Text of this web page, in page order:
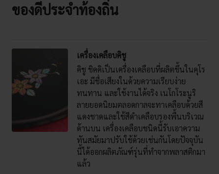
ของดีประจำท้องถิ่น
เครื่องเคลือบคิชู
คิชู ชิคคิเป็นเครื่องเคลือบที่ผลิตขึ้นในคุโร
เอะ มีชื่อเสียงในด้วยความเรียบง่าย
ทนทาน และใช้งานได้จริง เนโกโระนูริ
ลายยอดนิยมตลอดกาลจะทาเคลือบด้วยสี
แดงชาดและใช้สีดำเคลือบรองพื้นบริเวณ
ด้านบน เครื่องเคลือบชนิดนี้รับเอาความ
ทันสมัยมาปรับใช้ด้วยเช่นกันโดยปัจจุบัน
นี้ได้ออกผลิตภัณฑ์รุ่นที่ทำจากพลาสติกมา
แล้ว